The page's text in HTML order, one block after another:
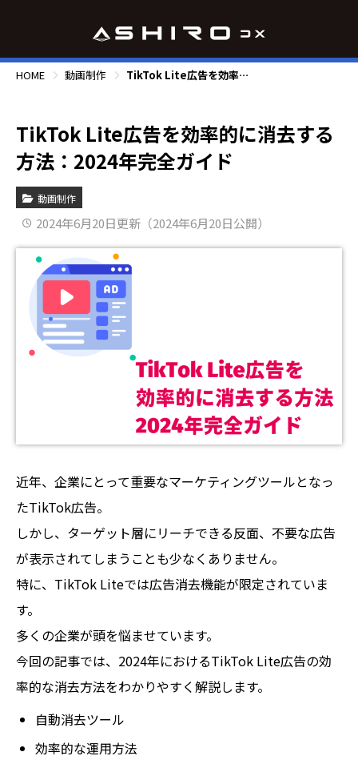
HOME 動画制作 TikTok Lite広告を効率的に消去する方法：2024年完全ガイド
TikTok Lite広告を効率的に消去する
方法：2024年完全ガイド
動画制作
2024年6月20日更新（2024年6月20日公開）
近年、企業にとって重要なマーケティングツールとなっ
たTikTok広告。
しかし、ターゲット層にリーチできる反面、不要な広告
が表示されてしまうことも少なくありません。
特に、TikTok Liteでは広告消去機能が限定されていま
す。
多くの企業が頭を悩ませています。
今回の記事では、2024年におけるTikTok Lite広告の効
率的な消去方法をわかりやすく解説します。
自動消去ツール
効率的な運用方法